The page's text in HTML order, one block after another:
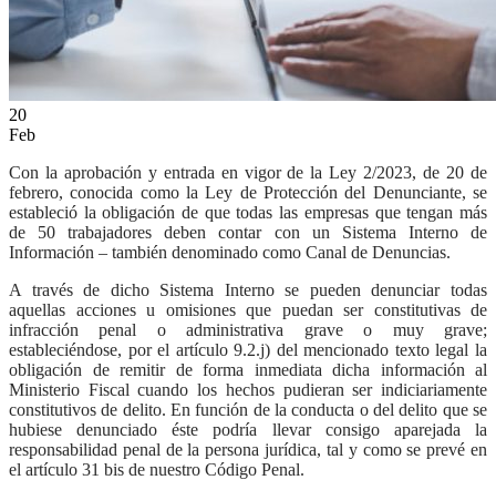
20
Feb
Con la aprobación y entrada en vigor de la Ley 2/2023, de 20 de
febrero, conocida como la Ley de Protección del Denunciante, se
estableció la obligación de que todas las empresas que tengan más
de 50 trabajadores deben contar con un Sistema Interno de
Información – también denominado como Canal de Denuncias.
A través de dicho Sistema Interno se pueden denunciar todas
aquellas acciones u omisiones que puedan ser constitutivas de
infracción penal o administrativa grave o muy grave;
estableciéndose, por el artículo 9.2.j) del mencionado texto legal la
obligación de remitir de forma inmediata dicha información al
Ministerio Fiscal cuando los hechos pudieran ser indiciariamente
constitutivos de delito. En función de la conducta o del delito que se
hubiese denunciado éste podría llevar consigo aparejada la
responsabilidad penal de la persona jurídica, tal y como se prevé en
el artículo 31 bis de nuestro Código Penal.